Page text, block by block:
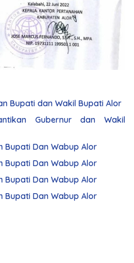
Bupati dan Wakil Bupati Alor
Gubernur dan Wakil
Bupati Dan Wabup Alor
Bupati Dan Wabup Alor
Bupati Dan Wabup Alor
Bupati Dan Wabup Alor